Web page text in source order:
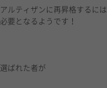
ルティザンに再昇格するには
要となるようです！
ばれた者が